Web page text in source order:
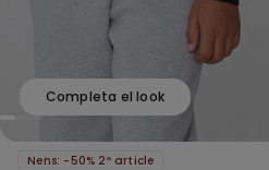
Completa el look
Nens: -50% 2º article